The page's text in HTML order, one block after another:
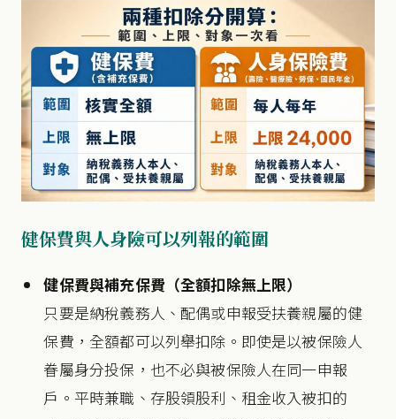
健保費與人身險可以列報的範圍
健保費與補充保費（全額扣除無上限）
只要是納稅義務人、配偶或申報受扶養親屬的健
保費，全額都可以列舉扣除。即使是以被保險人
眷屬身分投保，也不必與被保險人在同一申報
戶。平時兼職、存股領股利、租金收入被扣的